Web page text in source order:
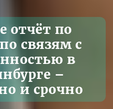
отчёт по
связям с
в
–
и срочно